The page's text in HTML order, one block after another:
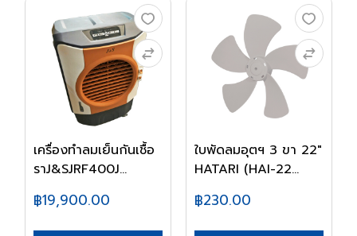
เครื่องทำลมเย็นกันเชื้อ
ราJ&SJRF400J...
฿19,900.00
ใบพัดลมอุตฯ 3 ขา 22"
HATARI (HAI-22...
฿230.00